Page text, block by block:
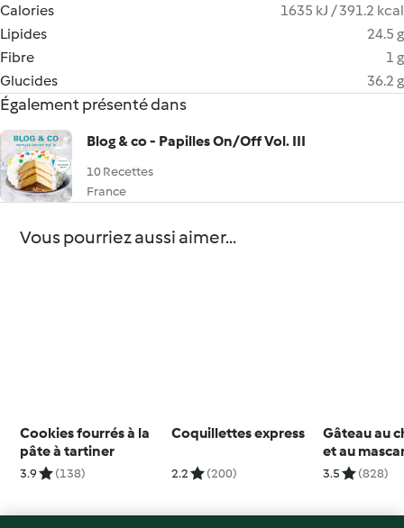
Calories
1635 kJ / 391.2 kcal
Lipides
24.5 g
Fibre
1 g
Glucides
36.2 g
Également présenté dans
Blog & co - Papilles On/Off Vol. III
10 Recettes
France
Vous pourriez aussi aimer...
Cookies fourrés à la
pâte à tartiner
3.9 (138)
Coquillettes express
2.2 (200)
Gâteau au
et au
3.5 (828)